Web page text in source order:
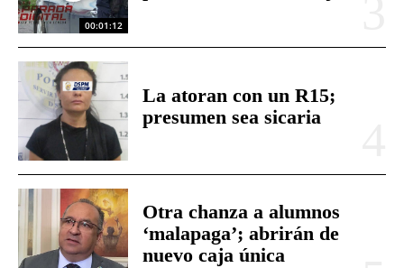
00:01:12
La atoran con un R15;
presumen sea sicaria
Otra chanza a alumnos
‘malapaga’; abrirán de
nuevo caja única